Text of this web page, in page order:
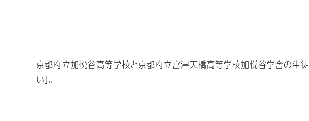
京都府立加悦谷高等学校と京都府立宮津天橋高等学校加悦谷学舎の生
い」。